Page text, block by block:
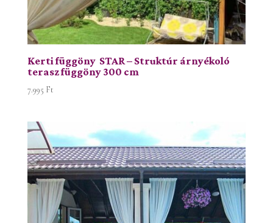
Kerti függöny STAR – Struktúr árnyékoló
terasz függöny 300 cm
7.995 Ft